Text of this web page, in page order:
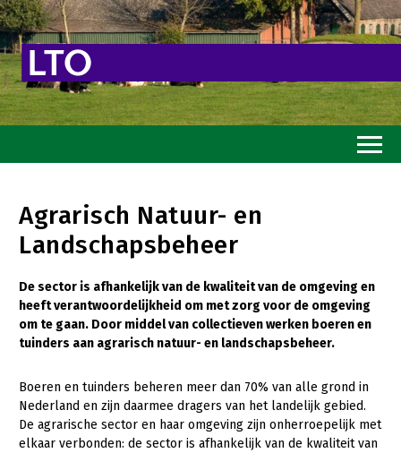
Toekomstvisie
Mooi groen
Sterk ondernemerschap
Thema’s
Gezonde planten
Agrarisch Natuur- en
Landschapsbeheer
De sector is afhankelijk van de kwaliteit van de omgeving en
heeft verantwoordelijkheid om met zorg voor de omgeving
om te gaan. Door middel van collectieven werken boeren en
tuinders aan agrarisch natuur- en landschapsbeheer.
Boeren en tuinders beheren meer dan 70% van alle grond in
Nederland en zijn daarmee dragers van het landelijk gebied.
De agrarische sector en haar omgeving zijn onherroepelijk met
elkaar verbonden: de sector is afhankelijk van de kwaliteit van